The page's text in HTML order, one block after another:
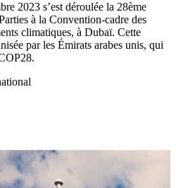
2023 s’est déroulée la 28ème
à la Convention-cadre des
climatiques, à Dubaï. Cette
par les Émirats arabes unis, qui